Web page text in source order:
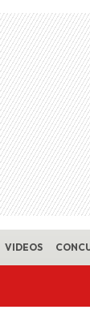
VIDEOS